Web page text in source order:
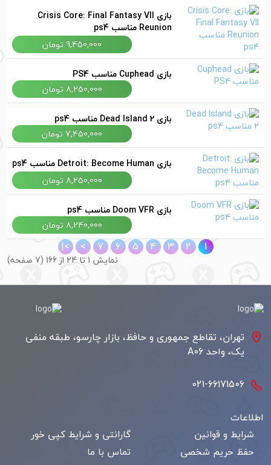
بازی Crisis Core: Final Fantasy VII
Reunion مناسب ps4
9,450,000 تومان
بازی Cuphead مناسب PS4
8,250,000 تومان
بازی Dead Island 2 مناسب ps4
7,450,000 تومان
بازی Detroit: Become Human مناسب ps4
8,250,000 تومان
بازی Doom VFR مناسب ps4
8,240,000 تومان
1
2
3
4
5
6
7
>
>|
نمايش 1 تا 24 از 166 (7 صفحه)
تهران، تقاطع جمهوری و حافظ، بازار چارسو، طبقه منفی
یک، واحد A06
021-66171506
اطلاعات
شرایط و قوانین
گارانتی و شرایط کپی خور
حفظ حریم شخصی
تماس با ما